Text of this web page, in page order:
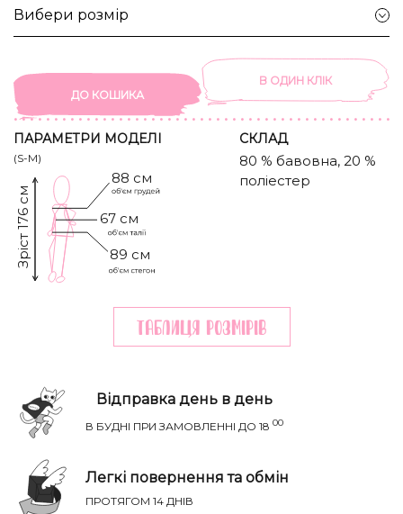
Вибери розмір
ДО КОШИКА
В ОДИН КЛIК
ПАРАМЕТРИ МОДЕЛІ
(S-M)
88 см
Зріст 176 см 67 см
89 см
CКЛАД
80 % бавовна, 20 %
поліестер
Таблиця розмiрiв
Відправка день в день
В БУДНІ ПРИ ЗАМОВЛЕННІ ДО 18 00
Легкі повернення та обмін
ПРОТЯГОМ 14 ДНІВ